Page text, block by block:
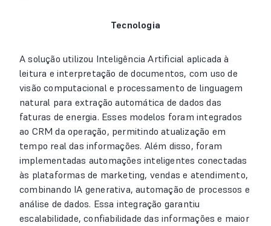
Tecnologia
A solução utilizou Inteligência Artificial aplicada à
leitura e interpretação de documentos, com uso de
visão computacional e processamento de linguagem
natural para extração automática de dados das
faturas de energia. Esses modelos foram integrados
ao CRM da operação, permitindo atualização em
tempo real das informações. Além disso, foram
implementadas automações inteligentes conectadas
às plataformas de marketing, vendas e atendimento,
combinando IA generativa, automação de processos e
análise de dados. Essa integração garantiu
escalabilidade, confiabilidade das informações e maior